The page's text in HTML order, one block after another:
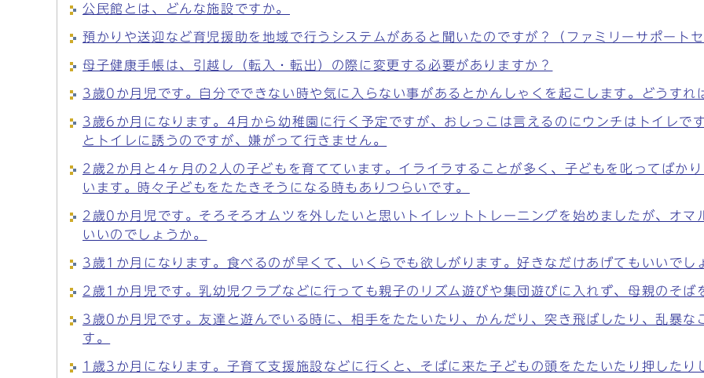
公民館とは、どんな施設ですか。
預かりや送迎など育児援助を地域で行うシステムがあると聞いたのですが？（ファミリーサポートセ
母子健康手帳は、引越し（転入・転出）の際に変更する必要がありますか？
3歳0か月児です。自分でできない時や気に入らない事があるとかんしゃくを起こします。どうすれ
3歳6か月になります。4月から幼稚園に行く予定ですが、おしっこは言えるのにウンチはトイレで
とトイレに誘うのですが、嫌がって行きません。
2歳2か月と4ヶ月の2人の子どもを育てています。イライラすることが多く、子どもを叱ってばか
います。時々子どもをたたきそうになる時もありつらいです。
2歳0か月児です。そろそろオムツを外したいと思いトイレットトレーニングを始めましたが、オマ
いいのでしょうか。
3歳1か月になります。食べるのが早くて、いくらでも欲しがります。好きなだけあげてもいいでし
2歳1か月児です。乳幼児クラブなどに行っても親子のリズム遊びや集団遊びに入れず、母親のそば
3歳0か月児です。友達と遊んでいる時に、相手をたたいたり、かんだり、突き飛ばしたり、乱暴な
す。
1歳3か月になります。子育て支援施設などに行くと、そばに来た子どもの頭をたたいたり押したり